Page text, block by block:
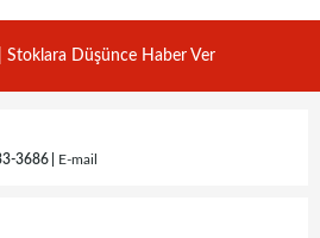
Düşünce Haber Ver
3686 E-mail